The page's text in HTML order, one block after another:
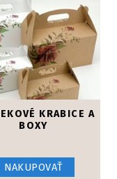
KRABICE A
BOXY
NAKUPOVAŤ